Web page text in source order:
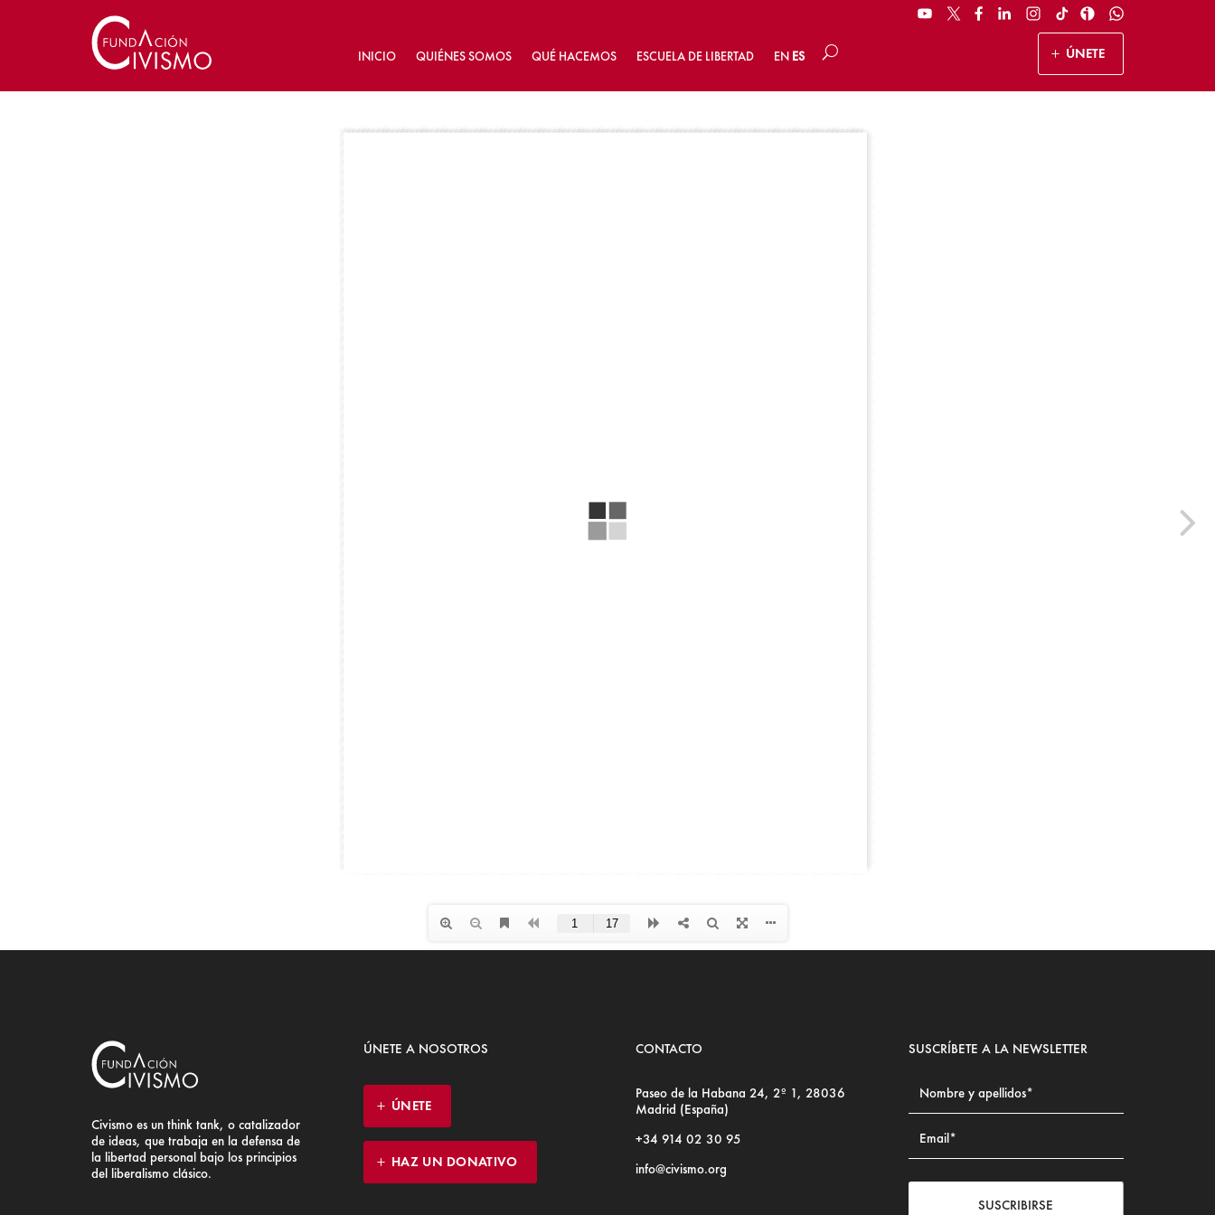
INICIO QUIÉNES SOMOS QUÉ HACEMOS ESCUELA DE LIBERTAD EN ES ÚNETE
Civismo es un think tank, o catalizador
de ideas, que trabaja en la defensa de
la libertad personal bajo los principios
del liberalismo clásico.
ÚNETE A NOSOTROS
ÚNETE
HAZ UN DONATIVO
CONTACTO
Paseo de la Habana 24, 2º 1, 28036
Madrid (España)
+34 914 02 30 95
info@civismo.org
SUSCRÍBETE A LA NEWSLETTER
SUSCRIBIRSE